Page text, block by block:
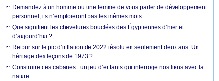
Demandez à un homme ou une femme de vous parler de développement
personnel, ils n’emploieront pas les mêmes mots
Que signifient les chevelures bouclées des Égyptiennes d’hier et
d’aujourd’hui ?
Retour sur le pic d’inflation de 2022 résolu en seulement deux ans. Un
héritage des leçons de 1973 ?
Construire des cabanes : un jeu d’enfants qui interroge nos liens avec la
nature